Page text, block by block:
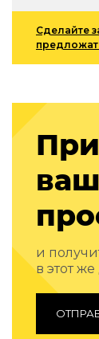
Бренды
Сделайте
и
в этот